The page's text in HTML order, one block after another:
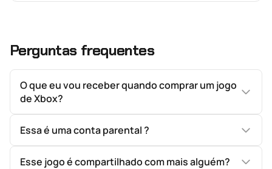
Perguntas frequentes
O que eu vou receber quando comprar um jogo
de Xbox?
Essa é uma conta parental ?
Esse jogo é compartilhado com mais alguém?